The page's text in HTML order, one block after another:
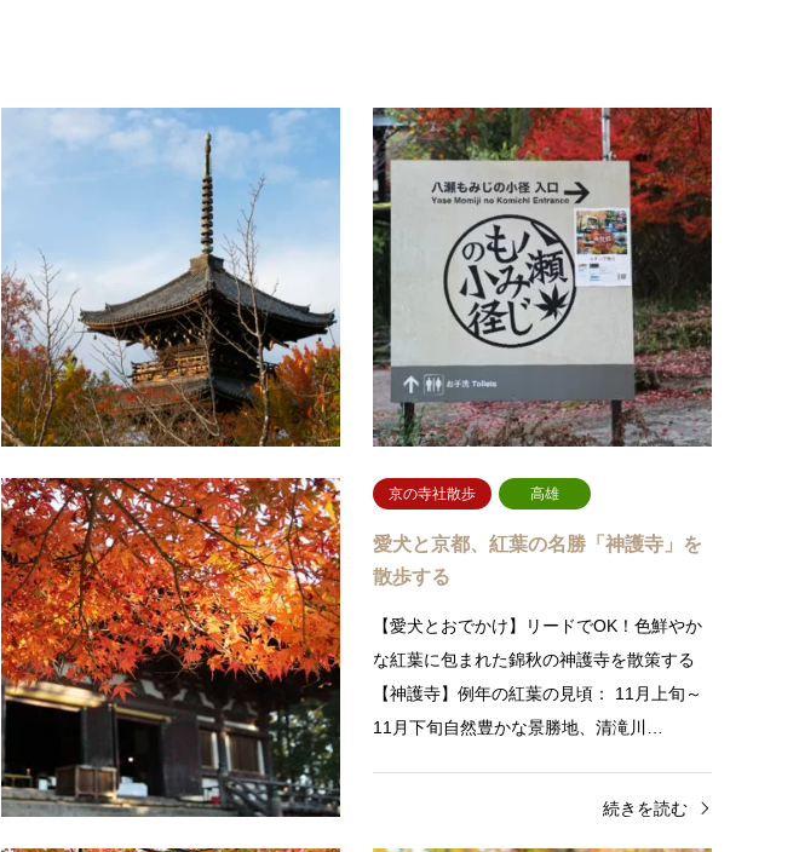
京の寺社散歩 吉田山周辺
愛犬と京都、紅葉の名所として名高い
真如堂を散歩する
【愛犬とおでかけ】澄んだ気が漂う、洛東の
古刹真如堂を散歩する真如堂(しんにょどう)
は、永観2年（984年）に戒算上人が開創し
た、比叡山延暦寺を本山とする…
続きを読む
愛犬と京都の秋を楽しむ 高雄
愛犬と京都、緋色に色づく山寺「西明
寺」を散歩する
【愛犬とおでかけ】リードでOK！紅葉と苔
むした石灯篭の情緒ある風景を楽しむ【西明
寺】例年の紅葉の見頃： 11月上旬～11月下
旬槇尾山「西明寺」弘法大使の高…
続きを読む
京の寺社散歩 高雄
愛犬と京都、紅葉の名勝「神護寺」を
散歩する
【愛犬とおでかけ】リードでOK！色鮮やか
な紅葉に包まれた錦秋の神護寺を散策する
【神護寺】例年の紅葉の見頃： 11月上旬～
11月下旬自然豊かな景勝地、清滝川…
続きを読む